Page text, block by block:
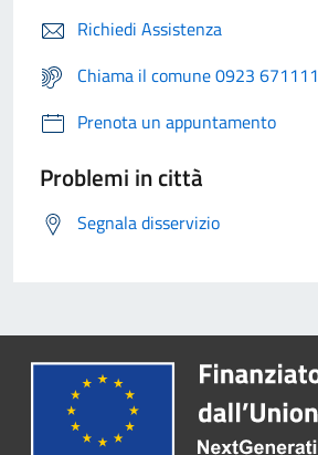
Richiedi Assistenza
Chiama il comune 0923 671111
Prenota un appuntamento
Problemi in città
Segnala disservizio